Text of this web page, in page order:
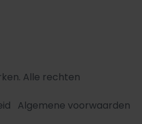
Alle rechten
Algemene voorwaarden